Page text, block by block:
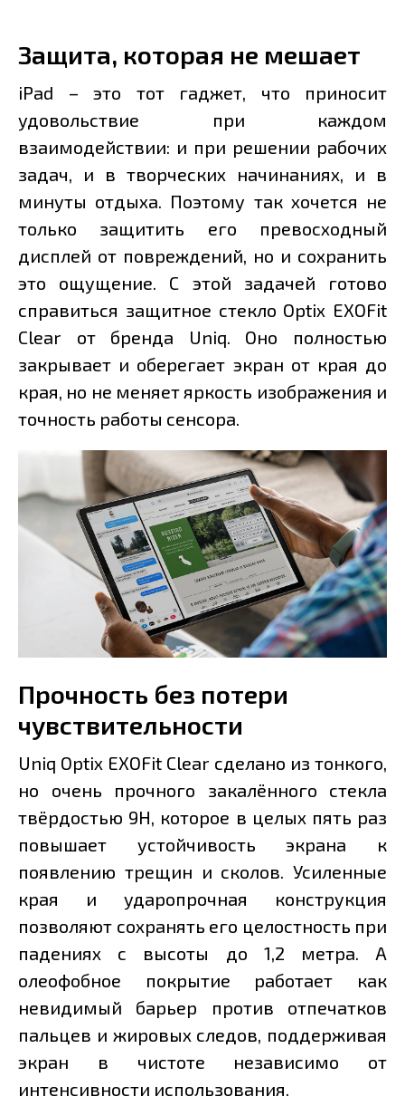
Защита, которая не мешает
iPad – это тот гаджет, что приносит
удовольствие при каждом
взаимодействии: и при решении рабочих
задач, и в творческих начинаниях, и в
минуты отдыха. Поэтому так хочется не
только защитить его превосходный
дисплей от повреждений, но и сохранить
это ощущение. С этой задачей готово
справиться защитное стекло Optix EXOFit
Clear от бренда Uniq. Оно полностью
закрывает и оберегает экран от края до
края, но не меняет яркость изображения и
точность работы сенсора.
Прочность без потери
чувствительности
Uniq Optix EXOFit Clear сделано из тонкого,
но очень прочного закалённого стекла
твёрдостью 9H, которое в целых пять раз
повышает устойчивость экрана к
появлению трещин и сколов. Усиленные
края и ударопрочная конструкция
позволяют сохранять его целостность при
падениях с высоты до 1,2 метра. А
олеофобное покрытие работает как
невидимый барьер против отпечатков
пальцев и жировых следов, поддерживая
экран в чистоте независимо от
интенсивности использования.